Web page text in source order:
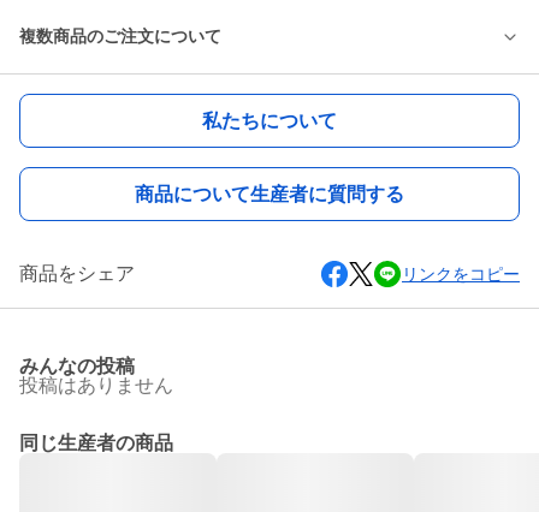
複数商品のご注文について
私たちについて
商品について生産者に質問する
商品をシェア リンクをコピー
みんなの投稿
投稿はありません
同じ生産者の商品